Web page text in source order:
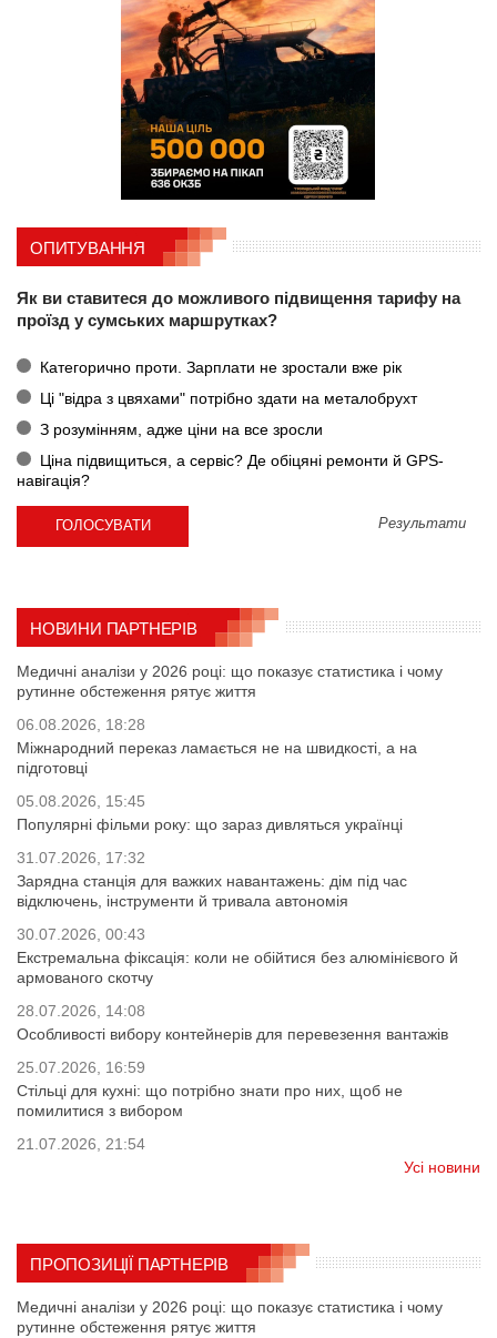
ОПИТУВАННЯ
Як ви ставитеся до можливого підвищення тарифу на
проїзд у сумських маршрутках?
Категорично проти. Зарплати не зростали вже рік
Ці "відра з цвяхами" потрібно здати на металобрухт
З розумінням, адже ціни на все зросли
Ціна підвищиться, а сервіс? Де обіцяні ремонти й GPS-
навігація?
Результати
НОВИНИ ПАРТНЕРІВ
Медичні аналізи у 2026 році: що показує статистика і чому
рутинне обстеження рятує життя
06.08.2026, 18:28
Міжнародний переказ ламається не на швидкості, а на
підготовці
05.08.2026, 15:45
Популярні фільми року: що зараз дивляться українці
31.07.2026, 17:32
Зарядна станція для важких навантажень: дім під час
відключень, інструменти й тривала автономія
30.07.2026, 00:43
Екстремальна фіксація: коли не обійтися без алюмінієвого й
армованого скотчу
28.07.2026, 14:08
Особливості вибору контейнерів для перевезення вантажів
25.07.2026, 16:59
Стільці для кухні: що потрібно знати про них, щоб не
помилитися з вибором
21.07.2026, 21:54
Усі новини
ПРОПОЗИЦІЇ ПАРТНЕРІВ
Медичні аналізи у 2026 році: що показує статистика і чому
рутинне обстеження рятує життя